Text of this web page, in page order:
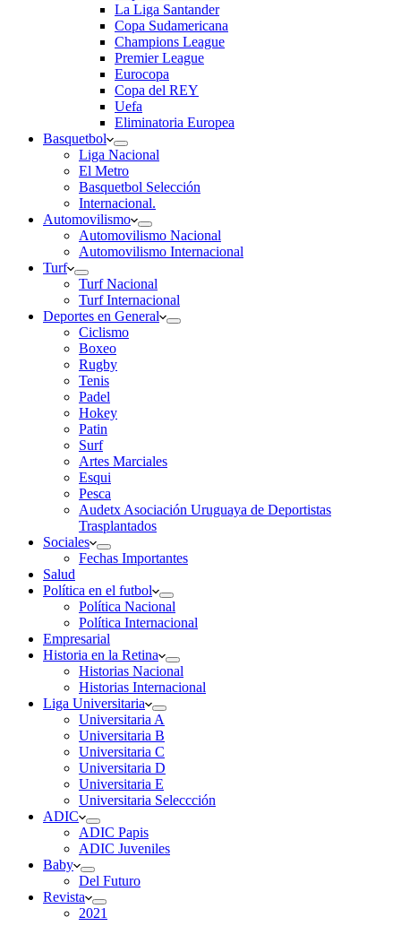
La Liga Santander
Copa Sudamericana
Champions League
Premier League
Eurocopa
Copa del REY
Uefa
Eliminatoria Europea
Basquetbol
Liga Nacional
El Metro
Basquetbol Selección
Internacional.
Automovilismo
Automovilismo Nacional
Automovilismo Internacional
Turf
Turf Nacional
Turf Internacional
Deportes en General
Ciclismo
Boxeo
Rugby
Tenis
Padel
Hokey
Patin
Surf
Artes Marciales
Esqui
Pesca
Audetx Asociación Uruguaya de Deportistas
Trasplantados
Sociales
Fechas Importantes
Salud
Política en el futbol
Política Nacional
Política Internacional
Empresarial
Historia en la Retina
Historias Nacional
Historias Internacional
Liga Universitaria
Universitaria A
Universitaria B
Universitaria C
Universitaria D
Universitaria E
Universitaria Seleccción
ADIC
ADIC Papis
ADIC Juveniles
Baby
Del Futuro
Revista
2021